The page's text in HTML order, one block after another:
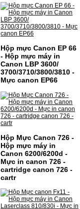
Hộp mực Canon EP 66
- Hộp mực máy in
Canon LBP 3600/
3700/3710/3800/3810 -
Mực canon EP66
Hộp Mực Canon 726 -
Hộp mực máy in
Canon 6200/6200d -
Mực in canon 726 -
cartridge canon 726 -
cartr